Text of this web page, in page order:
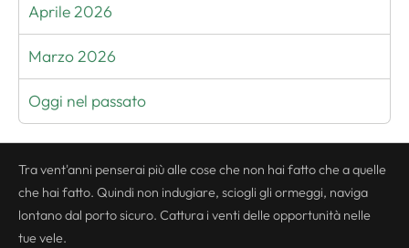
Aprile 2026
Marzo 2026
Oggi nel passato
Tra vent'anni penserai più alle cose che non hai fatto che a quelle
che hai fatto. Quindi non indugiare, sciogli gli ormeggi, naviga
lontano dal porto sicuro. Cattura i venti delle opportunità nelle
tue vele.